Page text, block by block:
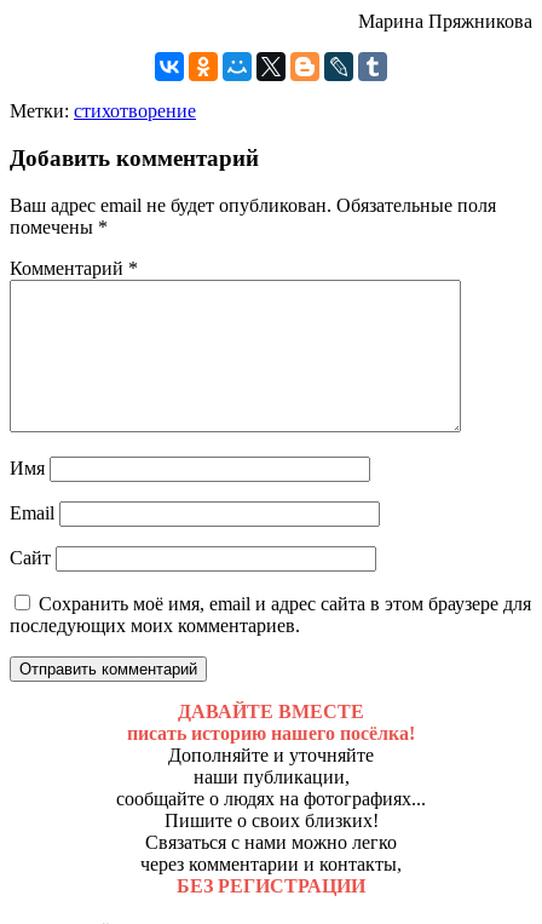
Марина Пряжникова
Метки: стихотворение
Добавить комментарий
Ваш адрес email не будет опубликован. Обязательные поля
помечены *
Комментарий *
Имя
Email
Сайт
Сохранить моё имя, email и адрес сайта в этом браузере для
последующих моих комментариев.
ДАВАЙТЕ ВМЕСТЕ
писать историю нашего посёлка!
Дополняйте и уточняйте
наши публикации,
сообщайте о людях на фотографиях...
Пишите о своих близких!
Связаться с нами можно легко
через комментарии и контакты,
БЕЗ РЕГИСТРАЦИИ